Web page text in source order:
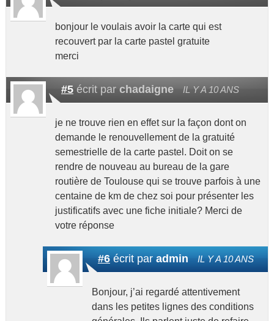
bonjour le voulais avoir la carte qui est
recouvert par la carte pastel gratuite
merci
#5écrit par chadaigne IL Y A 10 ANS
je ne trouve rien en effet sur la façon dont on
demande le renouvellement de la gratuité
semestrielle de la carte pastel. Doit on se
rendre de nouveau au bureau de la gare
routière de Toulouse qui se trouve parfois à une
centaine de km de chez soi pour présenter les
justificatifs avec une fiche initiale? Merci de
votre réponse
#6écrit paradmin IL Y A 10 ANS
Bonjour, j’ai regardé attentivement
dans les petites lignes des conditions